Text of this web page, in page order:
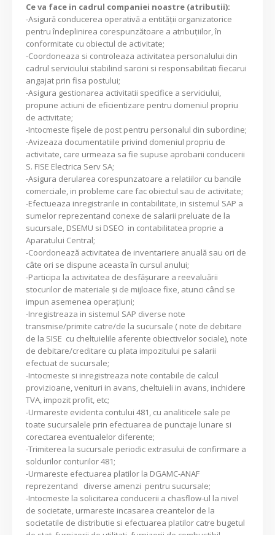
Ce va face in cadrul companiei noastre (atributii):
-Asigură conducerea operativă a entităţii organizatorice
pentru îndeplinirea corespunzătoare a atribuţiilor, în
conformitate cu obiectul de activitate;
-Coordoneaza si controleaza activitatea personalului din
cadrul serviciului stabilind sarcini si responsabilitati fiecarui
angajat prin fisa postului;
-Asigura gestionarea activitatii specifice a serviciului,
propune actiuni de eficientizare pentru domeniul propriu
de activitate;
-Intocmeste fişele de post pentru personalul din subordine;
-Avizeaza documentatiile privind domeniul propriu de
activitate, care urmeaza sa fie supuse aprobarii conducerii
S. FISE Electrica Serv SA;
-Asigura derularea corespunzatoare a relatiilor cu bancile
comerciale, in probleme care fac obiectul sau de activitate;
-Efectueaza inregistrarile in contabilitate, in sistemul SAP a
sumelor reprezentand conexe de salarii preluate de la
sucursale, DSEMU si DSEO in contabilitatea proprie a
Aparatului Central;
-Coordonează activitatea de inventariere anuală sau ori de
câte ori se dispune aceasta în cursul anului;
-Participa la activitatea de desfăşurare a reevaluării
stocurilor de materiale şi de mijloace fixe, atunci când se
impun asemenea operaţiuni;
-Inregistreaza in sistemul SAP diverse note
transmise/primite catre/de la sucursale ( note de debitare
de la SISE cu cheltuielile aferente obiectivelor sociale), note
de debitare/creditare cu plata impozitului pe salarii
efectuat de sucursale;
-Intocmeste si inregistreaza note contabile de calcul
provizioane, venituri in avans, cheltuieli in avans, inchidere
TVA, impozit profit, etc;
-Urmareste evidenta contului 481, cu analiticele sale pe
toate sucursalele prin efectuarea de punctaje lunare si
corectarea eventualelor diferente;
-Trimiterea la sucursale periodic extrasului de confirmare a
soldurilor conturilor 481;
-Urmareste efectuarea platilor la DGAMC-ANAF
reprezentand diverse amenzi pentru sucursale;
-Intocmeste la solicitarea conducerii a chasflow-ul la nivel
de societate, urmareste incasarea creantelor de la
societatile de distributie si efectuarea platilor catre bugetul